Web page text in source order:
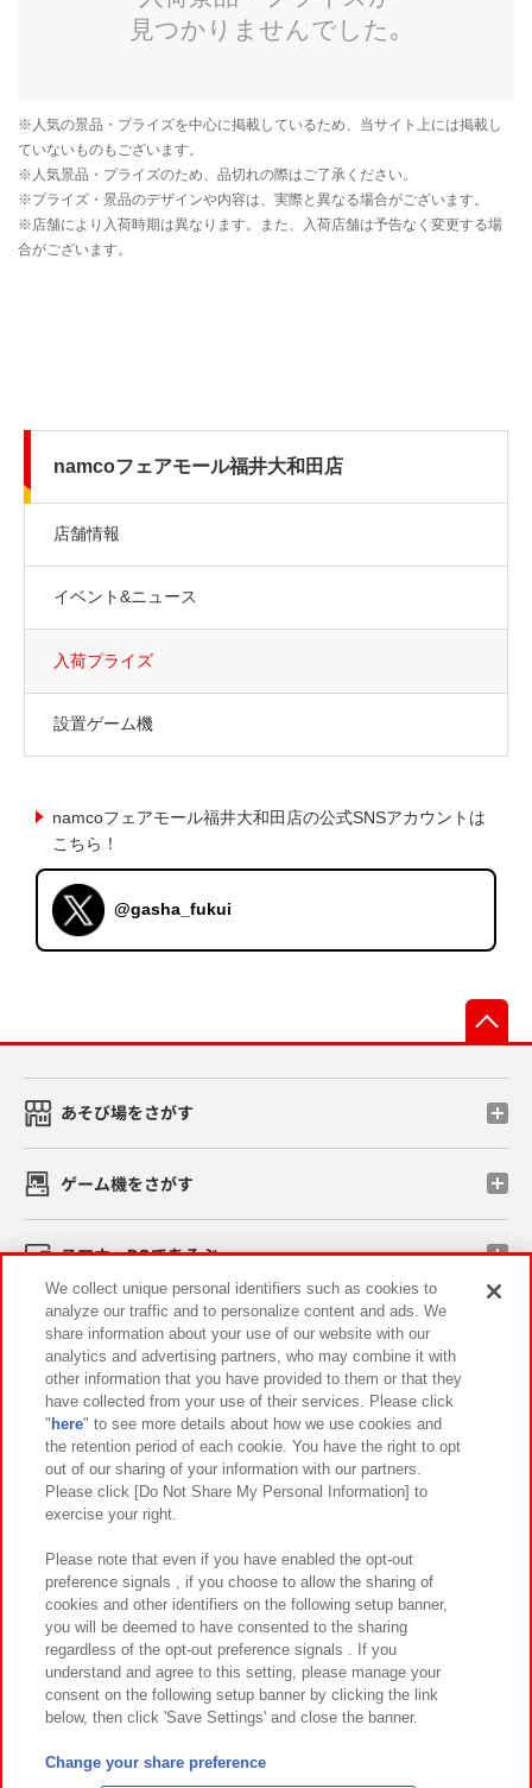
namcoフェアモール福井大和田店
店舗情報
イベント&ニュース
入荷プライズ
設置ゲーム機
namcoフェアモール福井大和田店の公式SNSアカウントは
こちら！
@gasha_fukui
あそび場をさがす
ゲーム機をさがす
スマホ・PCであそぶ
イベント・キャンペーン
関連会社 サステナビリティ サイトポリシー
プライバシーポリシー ウェブアクセシビリティ方針と検証結果
お取引先さまとともに
カスタマーハラスメント対応方針 よくあるご質問・お問い合わせ
©Bandai Namco Amusement Inc.
©Bandai Namco Amusement Lab Inc.
We collect unique personal identifiers such as cookies to
analyze our traffic and to personalize content and ads. We
share information about your use of our website with our
analytics and advertising partners, who may combine it with
other information that you have provided to them or that they
have collected from your use of their services. Please click
" here" to see more details about how we use cookies and
the retention period of each cookie. You have the right to opt
out of our sharing of your information with our partners.
Please click [Do Not Share My Personal Information] to
exercise your right.
Please note that even if you have enabled the opt-out
preference signals , if you choose to allow the sharing of
cookies and other identifiers on the following setup banner,
you will be deemed to have consented to the sharing
regardless of the opt-out preference signals . If you
understand and agree to this setting, please manage your
consent on the following setup banner by clicking the link
below, then click 'Save Settings' and close the banner.
Change your share preference